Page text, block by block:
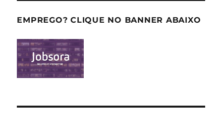
EMPREGO? CLIQUE NO BANNER ABAIXO